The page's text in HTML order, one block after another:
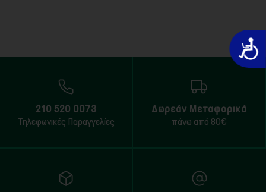
210 520 0073
Τηλεφωνικές Παραγγελίες
Δωρεάν Μεταφορικά
πάνω από 80€